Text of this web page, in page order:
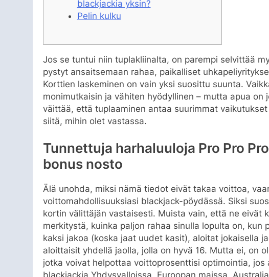
blackjackia yksin?
Pelin kulku
Jos se tuntui niin tuplakliinalta, on parempi selvittää
pystyt ansaitsemaan rahaa, paikalliset
Korttien laskeminen on vain yksi suosittu suunta.
monimutkaisin ja vähiten hyödyllinen – mutta apua on
väittää, että tuplaaminen antaa suurimmat
siitä, mihin olet vastassa.
Tunnettuja harhaluuloja Pro Pro
bonus nosto
Älä unohda, miksi nämä tiedot eivät takaa voittoa,
voittomahdollisuuksiasi blackjack-pöydässä. Siksi
kortin välittäjän vastaisesti. Muista vain, että ne eivät
merkitystä, kuinka paljon rahaa sinulla lopulta on,
kaksi jakoa (koska jaat uudet kasit), aloitat jokaisella
aloittaisit yhdellä jaolla, jolla on hyvä 16. Mutta ei, on
jotka voivat helpottaa voittoprosenttisi optimointia,